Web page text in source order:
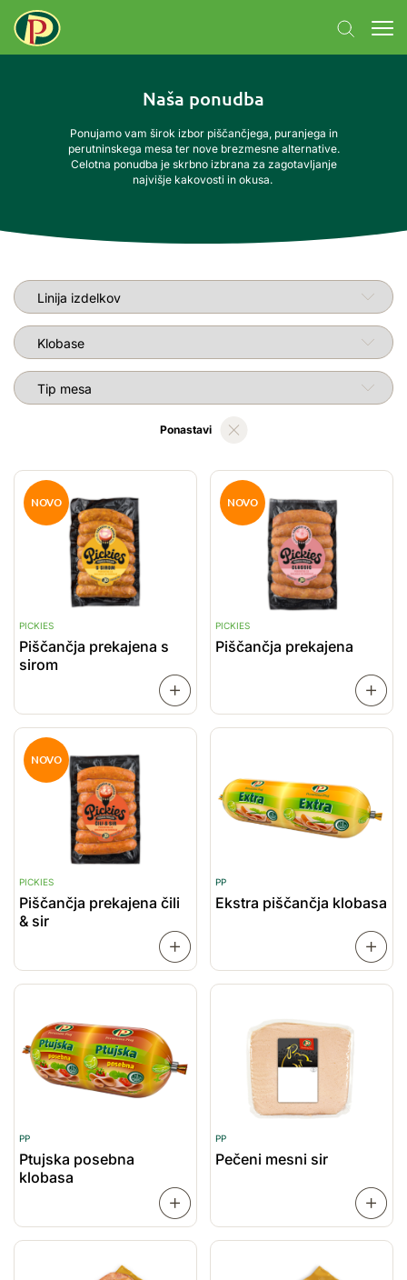
Naša ponudba
Ponujamo vam širok izbor piščančjega, puranjega in
perutninskega mesa ter nove brezmesne alternative.
Celotna ponudba je skrbno izbrana za zagotavljanje
najvišje kakovosti in okusa.
Linija izdelkov
Tip izdelka
Tip mesa
Ponastavi
NOVO
PICKIES
Piščančja prekajena s
sirom
NOVO
PICKIES
Piščančja prekajena
NOVO
PICKIES
Piščančja prekajena čili
& sir
PP
Ekstra piščančja klobasa
PP
Ptujska posebna
klobasa
PP
Pečeni mesni sir